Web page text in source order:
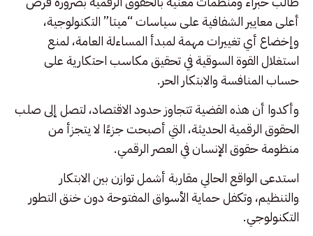
أعلى معايير الشفافية على سياسات “ميتا” التكنولوجية،
وإخضاع أي تغييرات مهمة لمبدأ المساءلة العامة، لمنع
استغلال القوة السوقية في تحقيق مكاسب احتكارية على
حساب المنافسة والابتكار الحر.
وأكدوا أن هذه القضية تتجاوز حدود الاقتصاد، لتصل إلى صلب
الحقوق الرقمية الحديثة، التي أصبحت جزءًا لا يتجزأ من
منظومة حقوق الإنسان في العصر الرقمي.
استدعى الواقع الحالي مقاربة أشمل توازن بين الابتكار
والتنظيم، وتكفل حماية الأسواق المفتوحة دون خنق التطور
التكنولوجي.